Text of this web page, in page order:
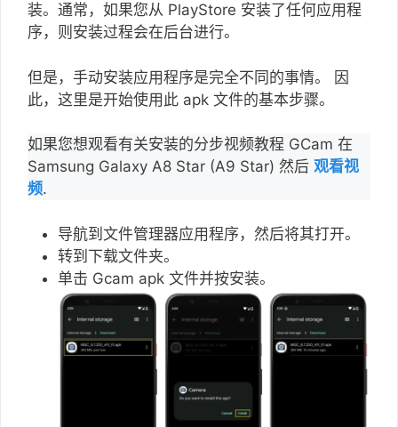
装。通常，如果您从 PlayStore 安装了任何应用程
序，则安装过程会在后台进行。
但是，手动安装应用程序是完全不同的事情。 因
此，这里是开始使用此 apk 文件的基本步骤。
如果您想观看有关安装的分步视频教程 GCam 在
Samsung Galaxy A8 Star (A9 Star) 然后 观看视
频.
导航到文件管理器应用程序，然后将其打开。
转到下载文件夹。
单击 Gcam apk 文件并按安装。